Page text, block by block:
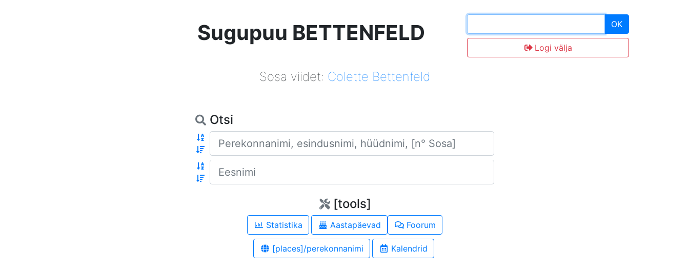
OK
Logi välja
Sugupuu BETTENFELD
Sosa viidet: Colette Bettenfeld
Otsi
Perekonnanimi
[tools]
Statistika Aastapäevad Foorum
[places]/perekonnanimi Kalendrid